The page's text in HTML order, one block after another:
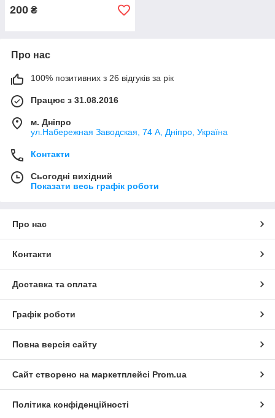
200 ₴
Про нас
100% позитивних з 26 відгуків за рік
Працює з 31.08.2016
м. Дніпро
ул.Набережная Заводская, 74 А, Дніпро, Україна
Контакти
Сьогодні вихідний
Показати весь графік роботи
Про нас
Контакти
Доставка та оплата
Графік роботи
Повна версія сайту
Сайт створено на маркетплейсі Prom.ua
Політика конфіденційності